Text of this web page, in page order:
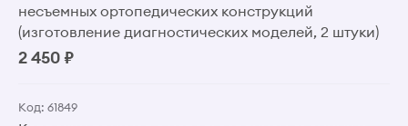
несъемных ортопедических конструкций
(изготовление диагностических моделей, 2 штуки)
2 450 ₽
Код: 61849